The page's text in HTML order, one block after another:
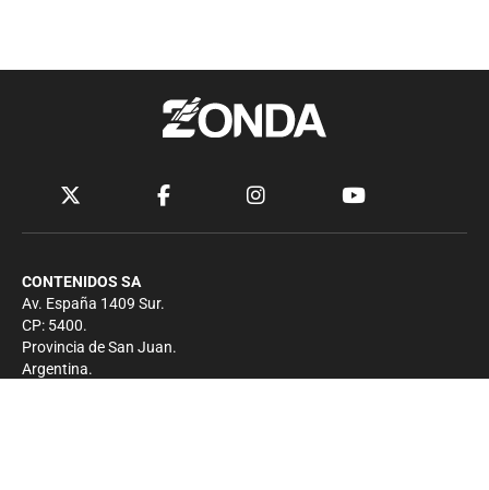
CONTENIDOS SA
Av. España 1409 Sur.
CP: 5400.
Provincia de San Juan.
Argentina.